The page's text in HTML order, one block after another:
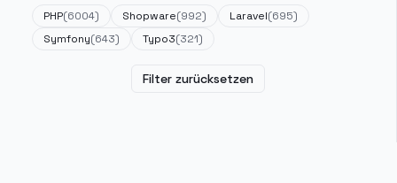
PHP(6004) Shopware(992) Laravel(695)
Symfony(643) Typo3(321)
Filter zurücksetzen